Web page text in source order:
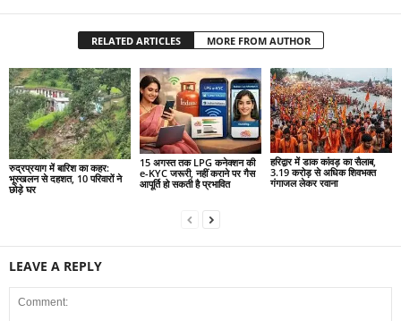
RELATED ARTICLES MORE FROM AUTHOR
रुद्रप्रयाग में बारिश का कहर:
भूस्खलन से दहशत, 10 परिवारों ने
छोड़े घर
15 अगस्त तक LPG कनेक्शन की
e-KYC जरूरी, नहीं कराने पर गैस
आपूर्ति हो सकती है प्रभावित
हरिद्वार में डाक कांवड़ का सैलाब,
3.19 करोड़ से अधिक शिवभक्त
गंगाजल लेकर रवाना
LEAVE A REPLY